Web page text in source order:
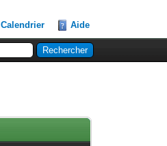
Calendrier Aide